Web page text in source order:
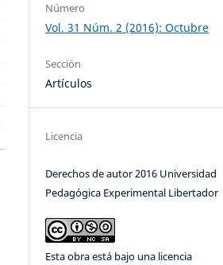
Número
Vol. 31 Núm. 2 (2016): Octubre
Sección
Artículos
Licencia
Derechos de autor 2016 Universidad
Pedagógica Experimental Libertador
Esta obra está bajo una licencia